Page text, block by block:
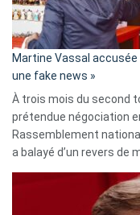
Martine Vassal accusée
une fake news »
À trois mois du second
prétendue négociation
Rassemblement
a balayé d’un revers de